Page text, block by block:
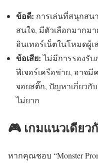
ข้อดี: การเล่นที่สนุกสน
สนใจ, มีตัวเลือกมากม
อินเทอร์เน็ตในโหมดผู้
ข้อเสีย:ไม่มีการรองรั
ฟีเจอร์เครือข่าย, อาจมี
จอยสติ๊ก, ปัญหาเกี่ยวกั
ไม่ยาก
🎮 เกมแนวเดีย
หากคุณชอบ “Monster